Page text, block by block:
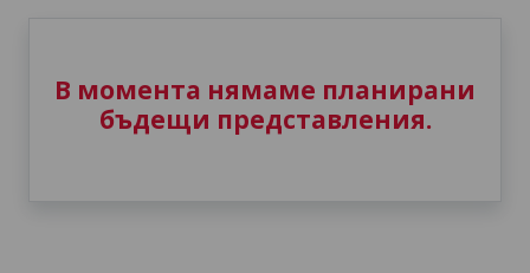
В момента нямаме планирани
бъдещи представления.